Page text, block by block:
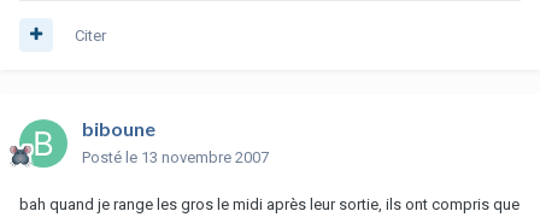
Citer
biboune
Posté le 13 novembre 2007
bah quand je range les gros le midi après leur sortie, ils ont compris que